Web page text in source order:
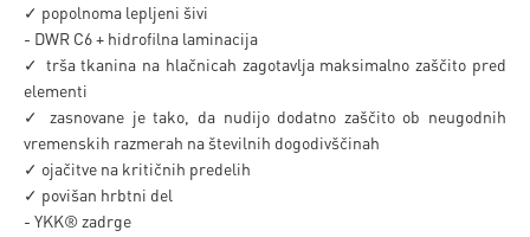
✓ popolnoma lepljeni šivi
- DWR C6 + hidrofilna laminacija
✓ trša tkanina na hlačnicah zagotavlja maksimalno zaščito pred
elementi
✓ zasnovane je tako, da nudijo dodatno zaščito ob neugodnih
vremenskih razmerah na številnih dogodivščinah
✓ ojačitve na kritičnih predelih
✓ povišan hrbtni del
- YKK® zadrge